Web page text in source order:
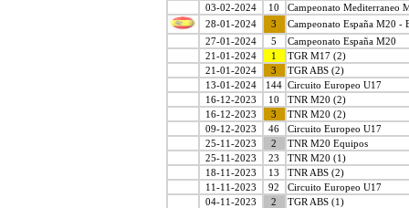
03-02-2024
10
Campeonato Mediterraneo
28-01-2024
3
Campeonato España M20 -
27-01-2024
5
Campeonato España M20
21-01-2024
1
TGR M17 (2)
21-01-2024
3
TGR ABS (2)
13-01-2024
144 Circuito Europeo U17
16-12-2023
10
TNR M20 (2)
16-12-2023
3
TNR M20 (2)
09-12-2023
46
Circuito Europeo U17
25-11-2023
2
TNR M20 Equipos
25-11-2023
23
TNR M20 (1)
18-11-2023
13
TNR ABS (2)
11-11-2023
92
Circuito Europeo U17
04-11-2023
2
TGR ABS (1)